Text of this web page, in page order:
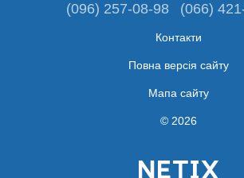
(096) 257-08-98 (066)
Контакти
Повна версія сайту
Мапа сайту
© 2026